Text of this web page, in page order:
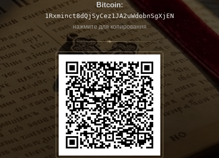
Bitcoin:
1Rxminct8dQjSyCez1JA2uWdobnSgXjEN
нажмите для копирования
❧